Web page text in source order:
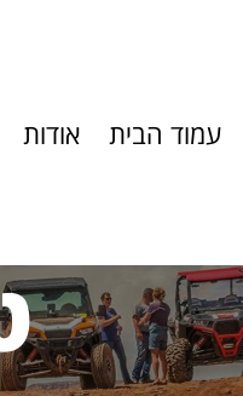
עמוד הבית אודות